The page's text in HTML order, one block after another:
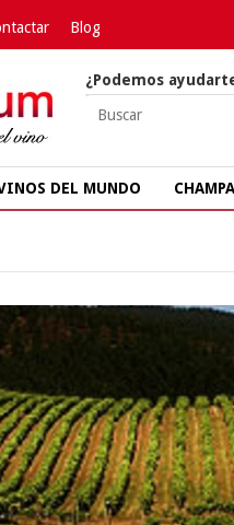
Blog
¿Podemos
DEL MUNDO